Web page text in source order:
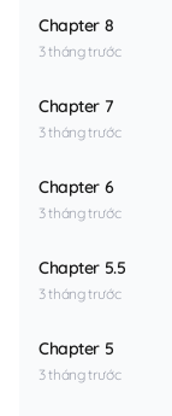
Chapter 8
3 tháng trước
Chapter 7
3 tháng trước
Chapter 6
3 tháng trước
Chapter 5.5
3 tháng trước
Chapter 5
3 tháng trước